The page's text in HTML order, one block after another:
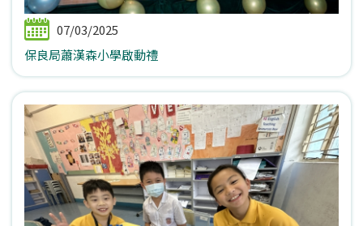
07/03/2025
保良局蕭漢森小學啟動禮